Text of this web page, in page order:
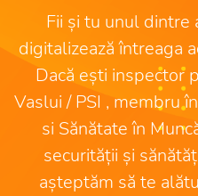
Fii și tu unul dintre
digitalizează întreaga
Dacă ești inspector
Vaslui / PSI , membru
si Sănătate în
securității și
așteptăm să te